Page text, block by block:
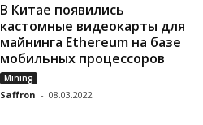
В Китае появились
кастомные видеокарты для
майнинга Ethereum на базе
мобильных процессоров
Mining
Saffron - 08.03.2022